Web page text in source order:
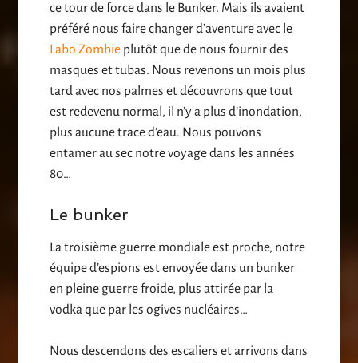
ce tour de force dans le Bunker. Mais ils avaient
préféré nous faire changer d’aventure avec le
Labo Zombie plutôt que de nous fournir des
masques et tubas. Nous revenons un mois plus
tard avec nos palmes et découvrons que tout
est redevenu normal, il n’y a plus d’inondation,
plus aucune trace d’eau. Nous pouvons
entamer au sec notre voyage dans les années
80…
Le bunker
La troisième guerre mondiale est proche, notre
équipe d’espions est envoyée dans un bunker
en pleine guerre froide, plus attirée par la
vodka que par les ogives nucléaires…
Nous descendons des escaliers et arrivons dans